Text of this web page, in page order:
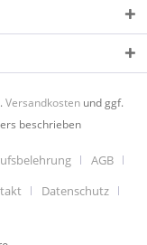
Versandkosten und ggf.
beschrieben
AGB
Datenschutz